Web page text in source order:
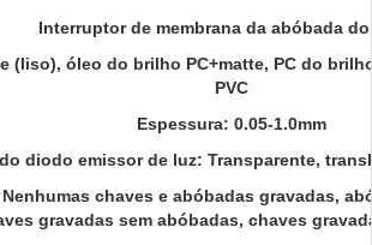
Interruptor de membrana da abóbada
(liso), óleo do brilho PC+matte, PC do
PVC
Espessura: 0.05-1.0mm
diodo emissor de luz: Transparente,
chaves e abóbadas gravadas,
gravadas sem abóbadas, chaves